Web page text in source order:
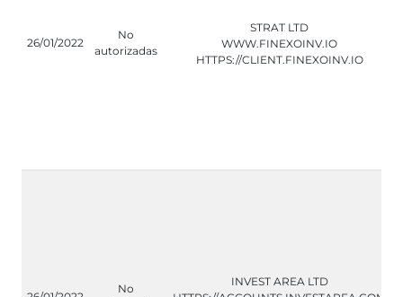
26/01/2022
No
autorizadas
STRAT LTD
WWW.FINEXOINV.IO
HTTPS://CLIENT.FINEXOINV.IO
No
INVEST AREA LTD